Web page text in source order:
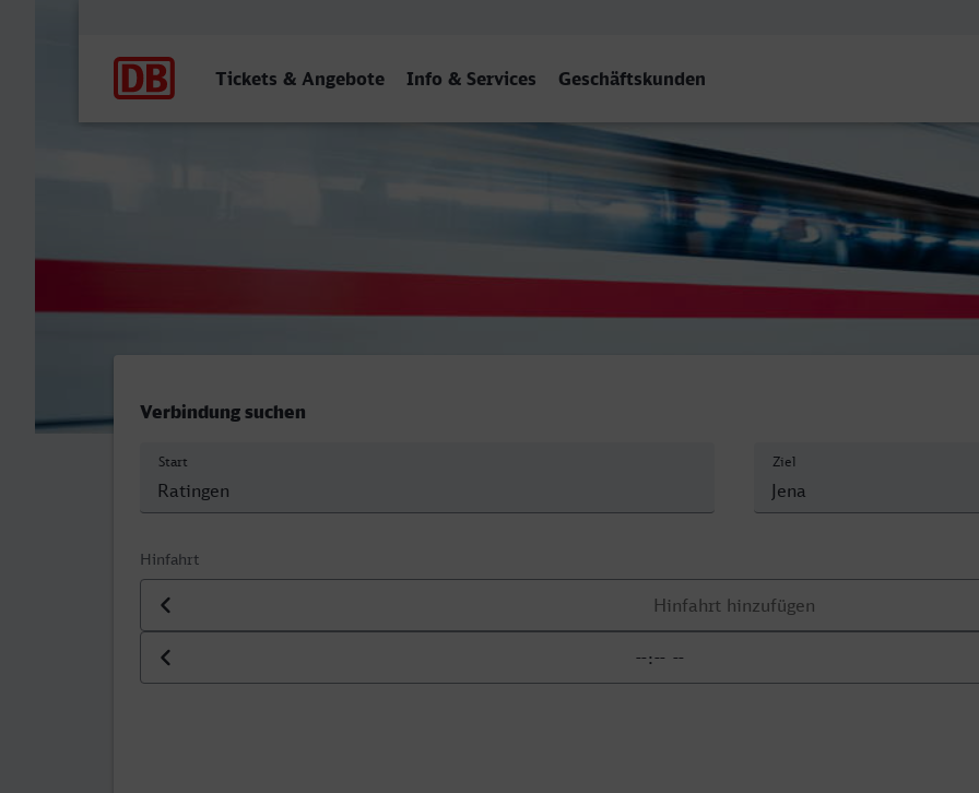
Tickets & Angebote Info & Services Geschäftskunden
Ostbahnhof, Ratingen - Paradiesbahnhof West, Jena
Verbindung suchen
Start Ziel
Hinfahrt
Datum der Hinfahrt
Uhrzeit der Hinfahrt